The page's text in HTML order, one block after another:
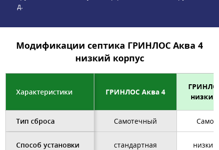
д.
Модификации септика ГРИНЛОС Аква 4
низкий корпус
Характеристики ГРИНЛОС Аква 4
низкий
Тип сброса Самотечный
Способ установки стандартная низкий